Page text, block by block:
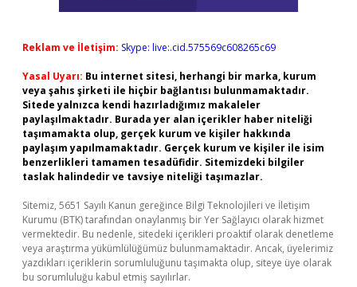
Reklam ve İletişim: Skype: live:.cid.575569c608265c69
Yasal Uyarı: Bu internet sitesi, herhangi bir marka, kurum
veya şahıs şirketi ile hiçbir bağlantısı bulunmamaktadır.
Sitede yalnızca kendi hazırladığımız makaleler
paylaşılmaktadır. Burada yer alan içerikler haber niteliği
taşımamakta olup, gerçek kurum ve kişiler hakkında
paylaşım yapılmamaktadır. Gerçek kurum ve kişiler ile isim
benzerlikleri tamamen tesadüfidir. Sitemizdeki bilgiler
taslak halindedir ve tavsiye niteliği taşımazlar.
Sitemiz, 5651 Sayılı Kanun gereğince Bilgi Teknolojileri ve İletişim
Kurumu (BTK) tarafından onaylanmış bir Yer Sağlayıcı olarak hizmet
vermektedir. Bu nedenle, sitedeki içerikleri proaktif olarak denetleme
veya araştırma yükümlülüğümüz bulunmamaktadır. Ancak, üyelerimiz
yazdıkları içeriklerin sorumluluğunu taşımakta olup, siteye üye olarak
bu sorumluluğu kabul etmiş sayılırlar.